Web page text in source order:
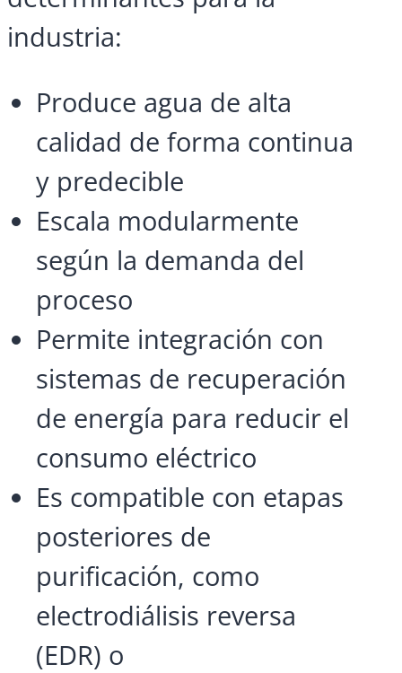
industria:
Produce agua de alta
calidad de forma continua
y predecible
Escala modularmente
según la demanda del
proceso
Permite integración con
sistemas de recuperación
de energía para reducir el
consumo eléctrico
Es compatible con etapas
posteriores de
purificación, como
electrodiálisis reversa
(EDR) o